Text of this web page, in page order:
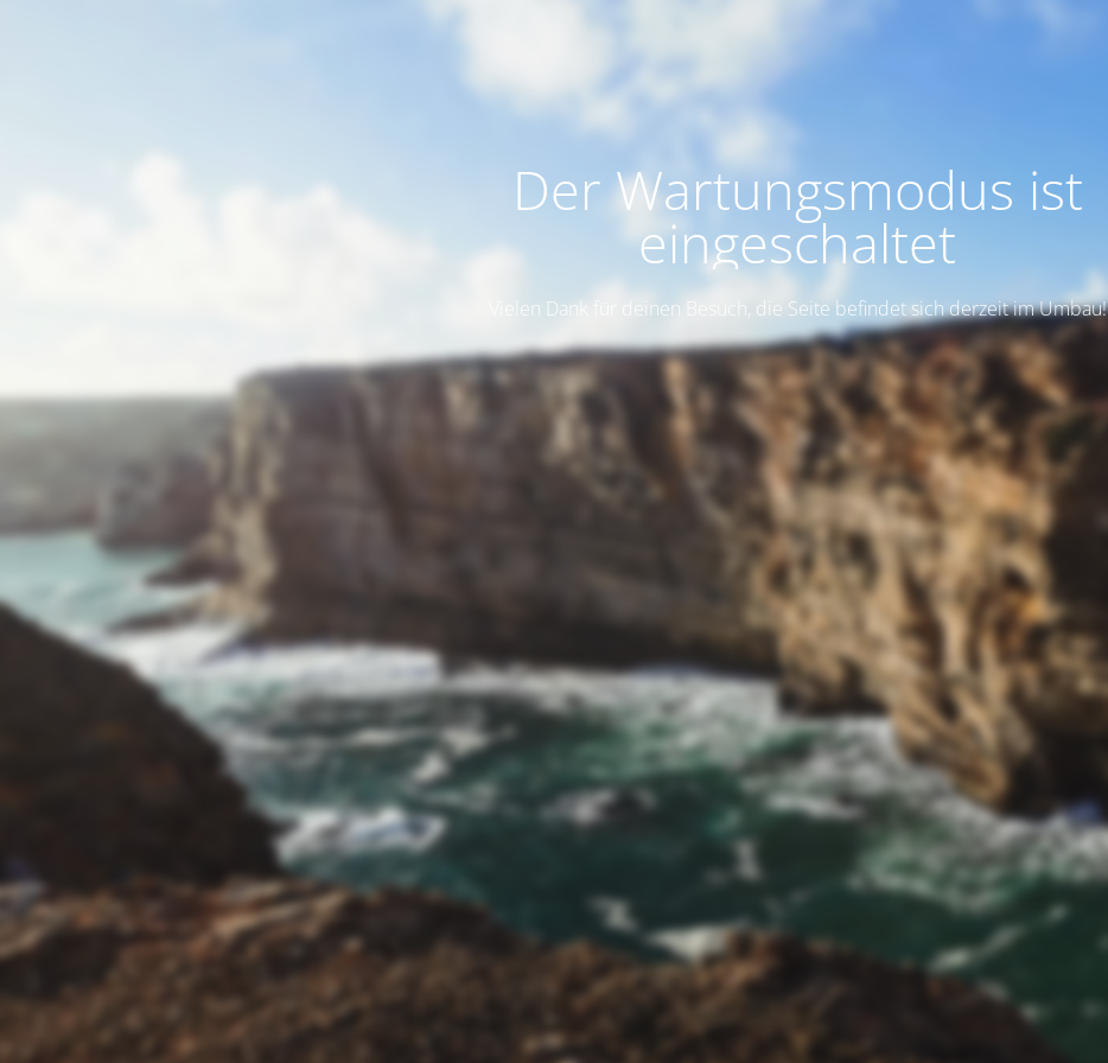
Der Wartungsmodus ist
eingeschaltet
Vielen Dank für deinen Besuch, die Seite befindet sich derzeit im Umbau!